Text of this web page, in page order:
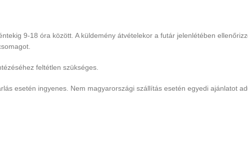
9-18 óra között. A küldemény átvételekor a futár jelenlétében
feltétlen szükséges.
esetén ingyenes. Nem magyarországi szállítás esetén egyedi ajánlatot